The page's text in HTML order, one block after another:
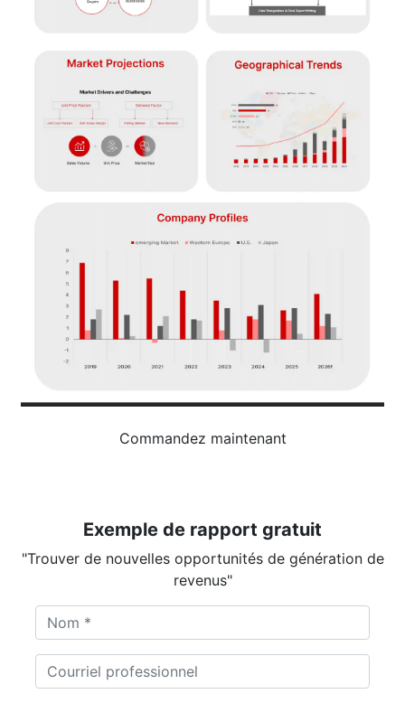
Commandez maintenant
Exemple de rapport gratuit
"Trouver de nouvelles opportunités de génération de
revenus"